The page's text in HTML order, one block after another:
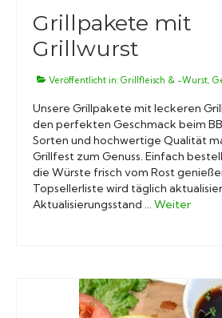
Grillpakete mit
Grillwurst
Veröffentlicht in: Grillfleisch & -Wurst,
Unsere Grillpakete mit leckeren
den perfekten Geschmack beim
Sorten und hochwertige Qualität
Grillfest zum Genuss. Einfach
die Würste frisch vom Rost
Topsellerliste wird täglich
Aktualisierungsstand … Weiter